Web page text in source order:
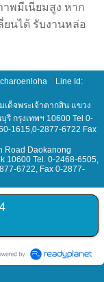
พมีเนียมสูง หาก
ยนได้ รับงานหล่อ
Line Id:
เด็จพระเจ้าตากสิน แขวง
รี กรุงเทพฯ 10600 Tel 0-
1615,0-2877-6722 Fax
Road Daokanong
10600 Tel. 0-2468-6505,
6722, Fax 0-2877-